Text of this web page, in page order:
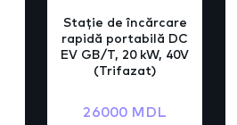
Stație de încărcare
rapidă portabilă DC
EV GB/T, 20 kW, 40V
(Trifazat)
26000 MDL